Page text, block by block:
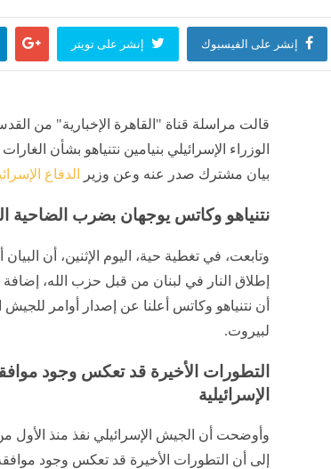
إنشر على الفيسبوك إنشر على تويتر
قالت مراسلة قناة "القاهرة الإخبارية" من
الوزراء الإسرائيلي بنيامين نتنياهو بشأن
بيان مشترك صدر عنه وعن وزير
الدفاع
نتنياهو وكاتس يوجهان بضرب الضاحية
وتابعت، في تغطية حية، اليوم الإثنين، أن
إطلاق النار في لبنان من قبل حزب الله، إضافة
أن نتنياهو وكاتس أعلنا عن إصدار أوامر
لبيروت.
التطورات الأخيرة قد تعكس وجود
الإسرائيلية
وأوضحت أن الجيش الإسرائيلي نفذ منذ الأول
إلى أن التطورات الأخيرة قد تعكس وجود